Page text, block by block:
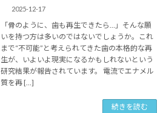
2025-12-17
「骨のように、歯も再生できたら…」そんな願
いを持つ方は多いのではないでしょうか。これ
まで“不可能”と考えられてきた歯の本格的な再
生が、いよいよ現実になるかもしれないという
研究結果が報告されています。 電流でエナメル
質を再 […]
続きを読む